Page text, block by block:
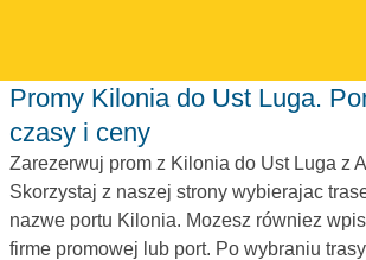
Promy Kilonia do Ust Luga. Porównaj promy,
czasy i ceny
Zarezerwuj prom z Kilonia do Ust Luga z
Skorzystaj z naszej strony wybierajac
nazwe portu Kilonia. Mozesz równiez
firme promowej lub port. Po wybraniu